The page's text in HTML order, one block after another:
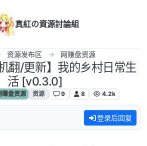
真紅の資源討論組
资源发布区 网赚盘资源
翻/更新】我的乡村日常生
活 [v0.3.0]
盘资源 资源 9 8 4.2k
登录后回复